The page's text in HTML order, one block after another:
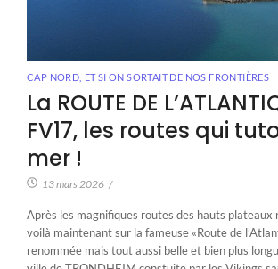
CAP NORD ET SI ON SORTAIT DE NOS FRONTIÈRES
La ROUTE DE
FV17, les routes qui
mer !
13 mars 2026 /
Après les magnifiques routes des hauts plateaux
voilà maintenant sur la fameuse «Route de
renommée mais tout aussi belle et bien plus